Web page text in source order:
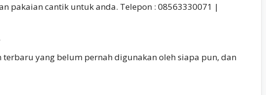
pakaian cantik untuk anda. Telepon : 08563330071 |
yang belum pernah digunakan oleh siapa pun, dan